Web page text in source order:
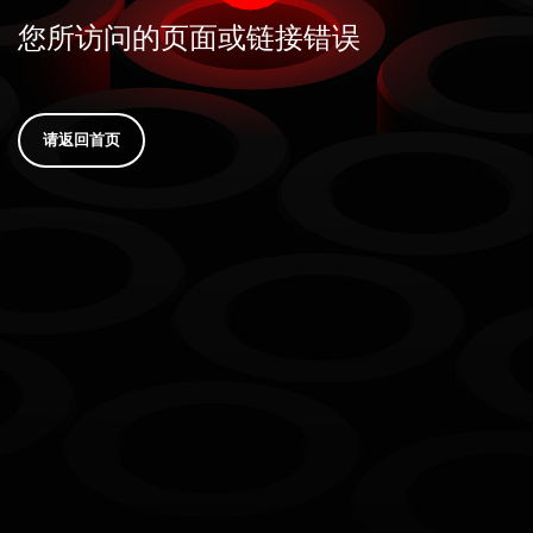
您所访问的页面或链接错误
请返回首页